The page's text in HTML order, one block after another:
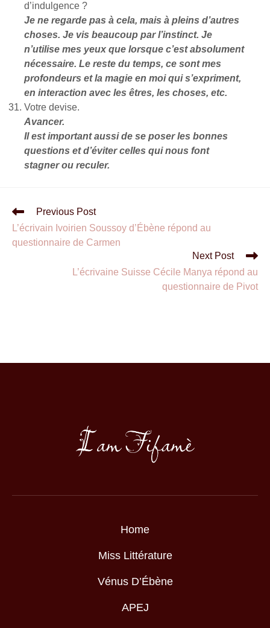
d’indulgence ?
Je ne regarde pas à cela, mais à pleins d’autres
choses. Je vis beaucoup par l’instinct. Je
n’utilise mes yeux que lorsque c’est absolument
nécessaire. Le reste du temps, ce sont mes
profondeurs et la magie en moi qui s’expriment,
en interaction avec les êtres, les choses, etc.
Votre devise.
Avancer.
Il est important aussi de se poser les bonnes
questions et d’éviter celles qui nous font
stagner ou reculer.
Previous Post
L’écrivain Ivoirien Soussoy d’Ébène répond au
questionnaire de Carmen
Next Post
L’écrivaine Suisse Cécile Manya répond au
questionnaire de Pivot
Home
Miss Littérature
Vénus D’Ébène
APEJ